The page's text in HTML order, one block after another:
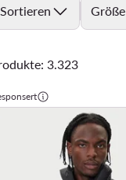
Sortieren Größe
3.323